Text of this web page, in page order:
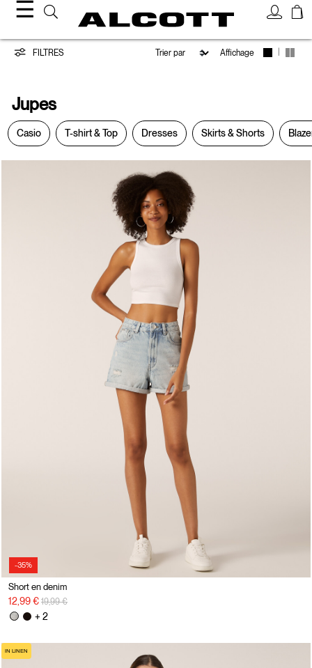
☰
Jupes
FILTRES Affichage
Jupes
Casio T-shirt & Top Dresses Skirts & Shorts
-35%
Short en denim
12,99 € Prix réduit de
19,99 €à
+ 2
IN LINEN